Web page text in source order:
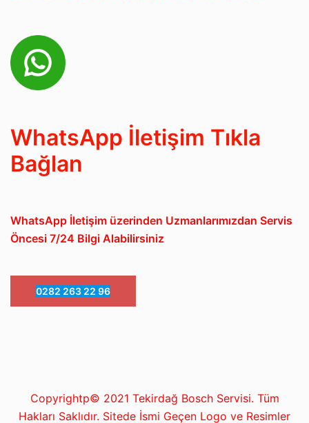
WhatsApp İletişim Tıkla
Bağlan
WhatsApp İletişim üzerinden Uzmanlarımızdan Servis
Öncesi 7/24 Bilgi Alabilirsiniz
0282 263 22 96
Copyrightp© 2021 Tekirdağ Bosch Servisi. Tüm
Hakları Saklıdır. Sitede İsmi Geçen Logo ve Resimler